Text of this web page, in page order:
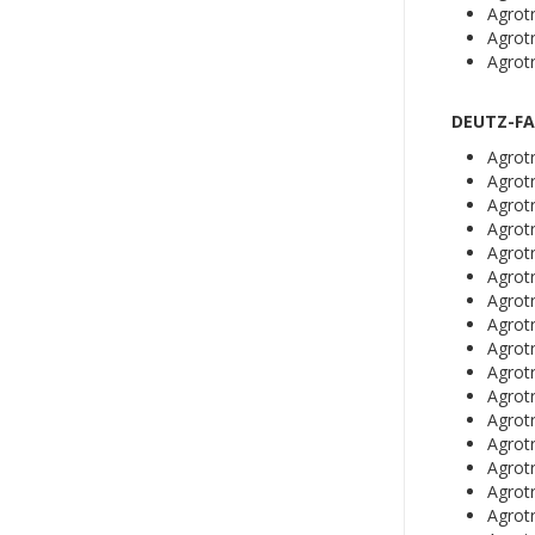
DEUTZ-